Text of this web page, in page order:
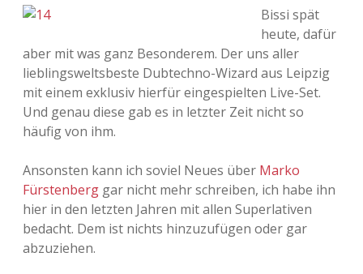
Täglicher Sinnwahn
Visuelles
Adventskalender 2012
Adventskalender 2013
Adventskalender 2015
Adventskalender 2016
Bissi spät
heute, dafür
aber mit was ganz Besonderem. Der uns aller
lieblingsweltsbeste Dubtechno-Wizard aus Leipzig
mit einem exklusiv hierfür eingespielten Live-Set.
Und genau diese gab es in letzter Zeit nicht so
häufig von ihm.
Ansonsten kann ich soviel Neues über Marko
Fürstenberg gar nicht mehr schreiben, ich habe ihn
hier in den letzten Jahren mit allen Superlativen
bedacht. Dem ist nichts hinzuzufügen oder gar
abzuziehen.